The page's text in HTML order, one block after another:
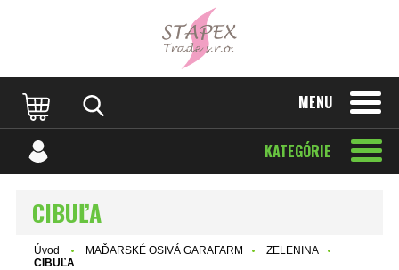
MENU
KATEGÓRIE
CIBUĽA
Úvod MAĎARSKÉ OSIVÁ GARAFARM
ZELENINA
CIBUĽA